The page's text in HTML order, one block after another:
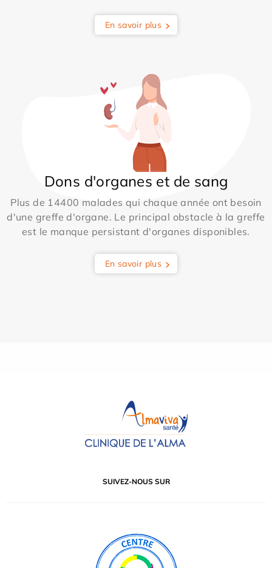
En savoir plus
Dons d'organes et de sang
Plus de 14400 malades qui chaque année ont besoin
d'une greffe d'organe. Le principal obstacle à la greffe
est le manque persistant d'organes disponibles.
En savoir plus
SUIVEZ-NOUS SUR